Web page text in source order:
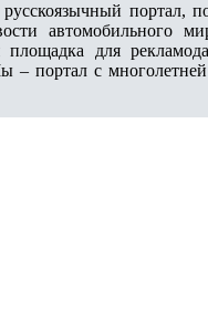
портал,
автомобильного
площадка для
– портал с